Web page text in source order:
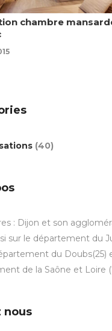
chambre
(40)
: Dijon et son
sur le département du
du Doubs(25)
de la Saône et Loire
nous